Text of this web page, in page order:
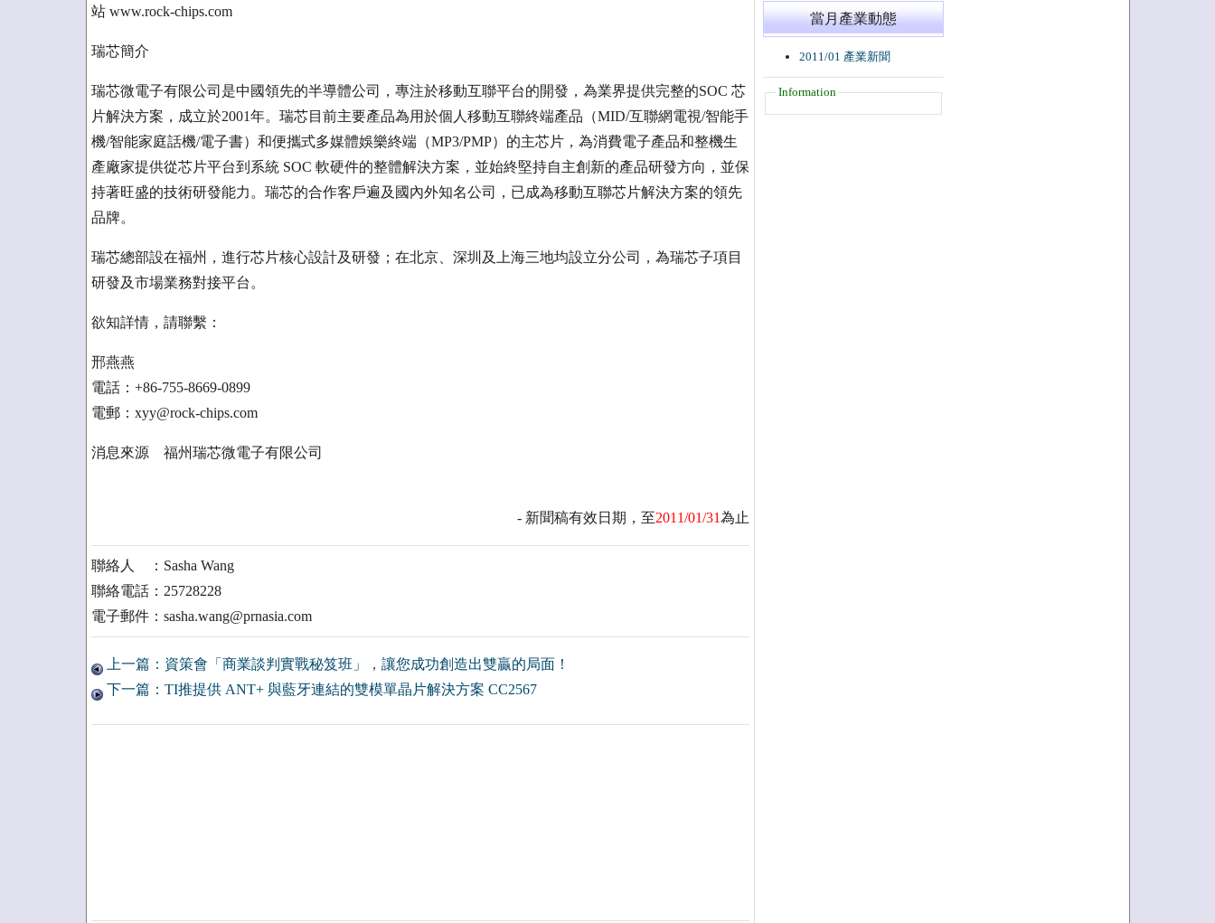
站 www.rock-chips.com
瑞芯簡介
瑞芯微電子有限公司是中國領先的半導體公司，專注於移動互聯平台的開發，為業界提供完整的SOC 芯
片解決方案，成立於2001年。瑞芯目前主要產品為用於個人移動互聯終端產品（MID/互聯網電視/智能手
機/智能家庭話機/電子書）和便攜式多媒體娛樂終端（MP3/PMP）的主芯片，為消費電子產品和整機生
產廠家提供從芯片平台到系統 SOC 軟硬件的整體解決方案，並始終堅持自主創新的產品研發方向，並保
持著旺盛的技術研發能力。瑞芯的合作客戶遍及國內外知名公司，已成為移動互聯芯片解決方案的領先
品牌。
瑞芯總部設在福州，進行芯片核心設計及研發；在北京、深圳及上海三地均設立分公司，為瑞芯子項目
研發及市場業務對接平台。
欲知詳情，請聯繫：
邢燕燕
電話：+86-755-8669-0899
電郵：xyy@rock-chips.com
消息來源 福州瑞芯微電子有限公司
- 新聞稿有效日期，至2011/01/31為止
聯絡人 ：Sasha Wang
聯絡電話：25728228
電子郵件：sasha.wang@prnasia.com
上一篇：資策會「商業談判實戰秘笈班」，讓您成功創造出雙贏的局面！
下一篇：TI推提供 ANT+ 與藍牙連結的雙模單晶片解決方案 CC2567
當月產業動態
2011/01 產業新聞
Information